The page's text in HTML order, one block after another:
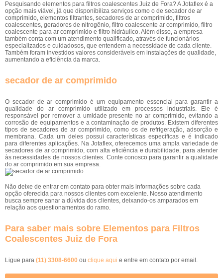
Pesquisando elementos para filtros coalescentes Juiz de Fora? A Jotaflex é a
opção mais viável, já que disponibiliza serviços como o de secador de ar
comprimido, elementos filtrantes, secadores de ar comprimido, filtros
coalescentes, geradores de nitrogênio, filtro coalescente ar comprimido, filtro
coalescente para ar comprimido e filtro hidráulico. Além disso, a empresa
também conta com um atendimento qualificado, através de funcionários
especializados e cuidadosos, que entendem a necessidade de cada cliente.
Também foram investidos valores consideráveis em instalações de qualidade,
aumentando a eficiência da marca.
secador de ar comprimido
O secador de ar comprimido é um equipamento essencial para garantir a
qualidade do ar comprimido utilizado em processos industriais. Ele é
responsável por remover a umidade presente no ar comprimido, evitando a
corrosão de equipamentos e a contaminação de produtos. Existem diferentes
tipos de secadores de ar comprimido, como os de refrigeração, adsorção e
membrana. Cada um deles possui características específicas e é indicado
para diferentes aplicações. Na Jotaflex, oferecemos uma ampla variedade de
secadores de ar comprimido, com alta eficiência e durabilidade, para atender
às necessidades de nossos clientes. Conte conosco para garantir a qualidade
do ar comprimido em sua empresa.
Não deixe de entrar em contato para obter mais informações sobre cada
opção oferecida para nossos clientes com excelente. Nosso atendimento
busca sempre sanar a dúvida dos clientes, deixando-os amparados em
relação aos questionamentos do ramo.
Para saber mais sobre Elementos para Filtros
Coalescentes Juiz de Fora
Ligue para (11) 3308-6600 ou clique aqui e entre em contato por email.